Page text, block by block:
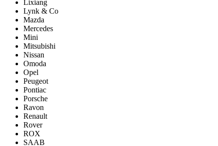
Lixiang
Lynk & Co
Mazda
Mercedes
Mini
Mitsubishi
Nissan
Omoda
Opel
Peugeot
Pontiac
Porsсhe
Ravon
Renault
Rover
ROX
SAAB